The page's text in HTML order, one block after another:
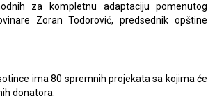
za kompletnu adaptaciju pomenutog
Zoran Todorović, predsednik opštine
ima 80 spremnih projekata sa kojima će
donatora.